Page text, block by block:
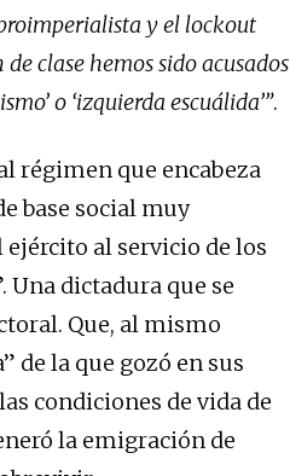
y el lockout
clase hemos sido acusados
o ‘izquierda escuálida’”.
régimen que encabeza
base social muy
al servicio de los
Una dictadura que se
Que, al mismo
de la que gozó en sus
condiciones de vida de
la emigración de